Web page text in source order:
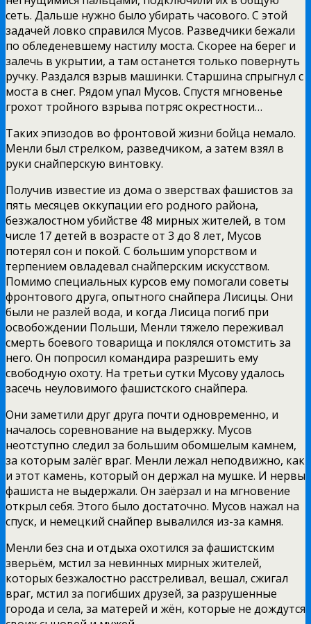
сеть. Дальше нужно было убирать часового. С этой
задачей ловко справился Мусов. Разведчики бежали
по обледеневшему настилу моста. Скорее на берег и
залечь в укрытии, а там останется только повернуть
ручку. Раздался взрыв машинки. Старшина спрыгнул с
моста в снег. Рядом упал Мусов. Спустя мгновенье
грохот тройного взрыва потряс окрестности…
Таких эпизодов во фронтовой жизни бойца немало.
Менли был стрелком, разведчиком, а затем взял в
руки снайперскую винтовку.
Получив известие из дома о зверствах фашистов за
пять месяцев оккупации его родного района,
безжалостном убийстве 48 мирных жителей, в том
числе 17 детей в возрасте от 3 до 8 лет, Мусов
потерял сон и покой. С большим упорством и
терпением овладевал снайперским искусством.
Помимо специальных курсов ему помогали советы
фронтового друга, опытного снайпера Лисицы. Они
были не разлей вода, и когда Лисица погиб при
освобождении Польши, Менли тяжело переживал
смерть боевого товарища и поклялся отомстить за
него. Он попросил командира разрешить ему
свободную охоту. На третьи сутки Мусову удалось
засечь неуловимого фашистского снайпера.
Они заметили друг друга почти одновременно, и
началось соревнование на выдержку. Мусов
неотступно следил за большим обомшелым камнем,
за которым залёг враг. Менли лежал неподвижно, как
и этот камень, который он держал на мушке. И нервы
фашиста не выдержали. Он заёрзал и на мгновение
открыл себя. Этого было достаточно. Мусов нажал на
спуск, и немецкий снайпер вывалился из-за камня.
Менли без сна и отдыха охотился за фашистским
зверьём, мстил за невинных мирных жителей,
которых безжалостно расстреливал, вешал, сжигал
враг, мстил за погибших друзей, за разрушенные
города и села, за матерей и жён, которые не дождутся